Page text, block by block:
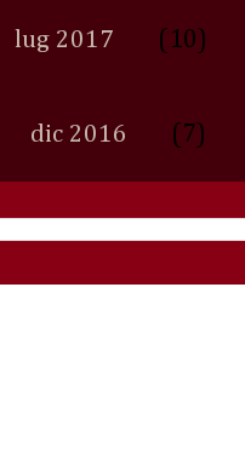
lug 2017 (10)
dic 2016 (7)